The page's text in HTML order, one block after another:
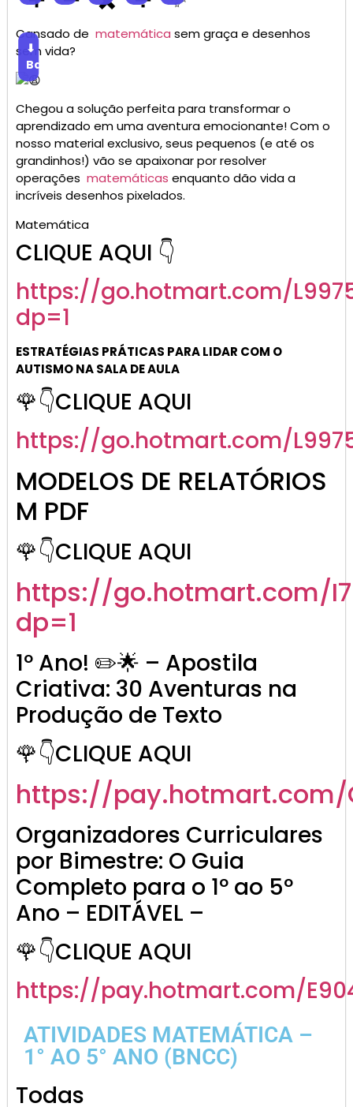
Cansado de matemática sem graça e desenhos
sem vida?
⬇
Baixar
Chegou a solução perfeita para transformar o
aprendizado em uma aventura emocionante! Com o
nosso material exclusivo, seus pequenos (e até os
grandinhos!) vão se apaixonar por resolver
operações matemáticas enquanto dão vida a
incríveis desenhos pixelados.
Matemática
CLIQUE AQUI 👇
https://go.hotmart.com/
dp=1
ESTRATÉGIAS PRÁTICAS PARA LIDAR COM O
AUTISMO NA SALA DE AULA
🌹👇CLIQUE AQUI
https://go.hotmart.com/
MODELOS DE RELATÓRIOS
M PDF
🌹👇CLIQUE AQUI
https://go.hotmart.com/
dp=1
1º Ano! ✏️🌟 – Apostila
Criativa: 30 Aventuras na
Produção de Texto
🌹👇CLIQUE AQUI
https://pay.hotmart.com/
Organizadores Curriculares
por Bimestre: O Guia
Completo para o 1º ao 5º
Ano – EDITÁVEL –
🌹👇CLIQUE AQUI
https://pay.hotmart.com/
ATIVIDADES MATEMÁTICA –
1° AO 5° ANO (BNCC)
Todas